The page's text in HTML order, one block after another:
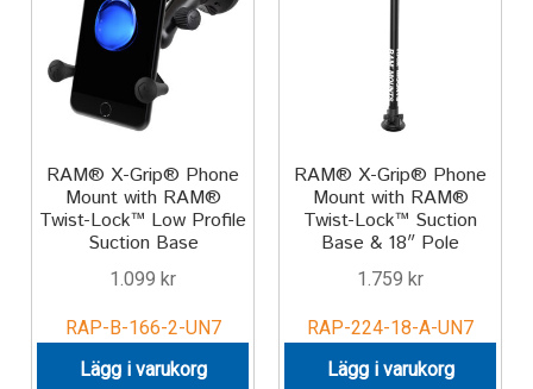
RAM® X-Grip® Phone
Mount with RAM®
Twist-Lock™ Low Profile
Suction Base
1.099 kr
RAP-B-166-2-UN7
Lägg i varukorg
RAM® X-Grip® Phone
Mount with RAM®
Twist-Lock™ Suction
Base & 18″ Pole
1.759 kr
RAP-224-18-A-UN7
Lägg i varukorg